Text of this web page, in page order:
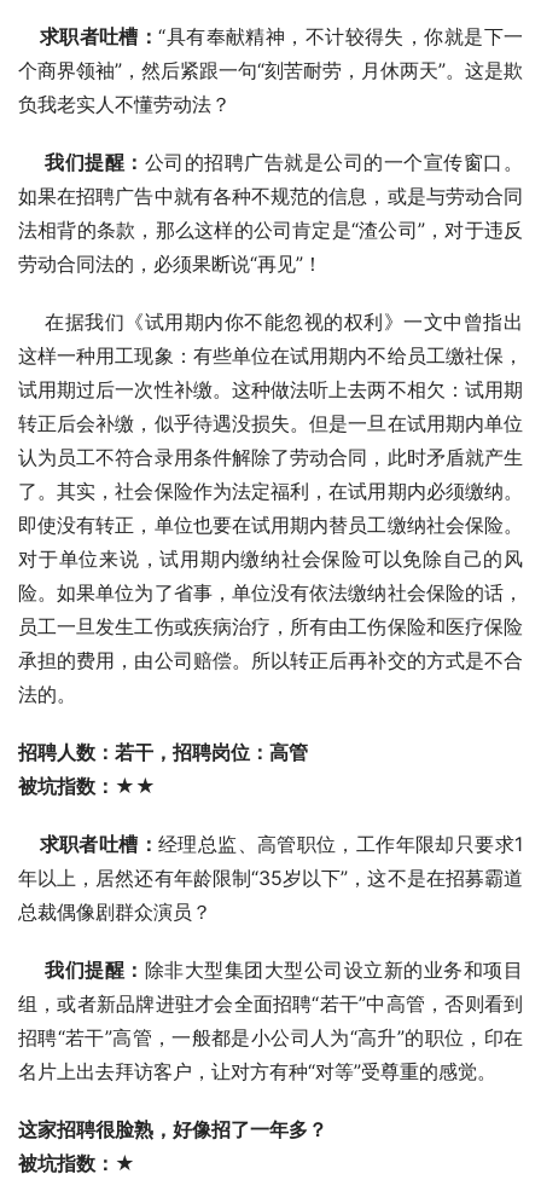
求职者吐槽：“具有奉献精神，不计较得失，你就是下一
个商界领袖”，然后紧跟一句“刻苦耐劳，月休两天”。这是欺
负我老实人不懂劳动法？
我们提醒： 公司的招聘广告就是公司的一个宣传窗口。
如果在招聘广告中就有各种不规范的信息，或是与劳动合同
法相背的条款，那么这样的公司肯定是“渣公司”，对于违反
劳动合同法的，必须果断说“再见”！
在据我们《试用期内你不能忽视的权利》一文中曾指出
这样一种用工现象：有些单位在试用期内不给员工缴社保，
试用期过后一次性补缴。这种做法听上去两不相欠：试用期
转正后会补缴，似乎待遇没损失。但是一旦在试用期内单位
认为员工不符合录用条件解除了劳动合同，此时矛盾就产生
了。其实，社会保险作为法定福利，在试用期内必须缴纳。
即使没有转正，单位也要在试用期内替员工缴纳社会保险。
对于单位来说，试用期内缴纳社会保险可以免除自己的风
险。如果单位为了省事，单位没有依法缴纳社会保险的话，
员工一旦发生工伤或疾病治疗，所有由工伤保险和医疗保险
承担的费用，由公司赔偿。所以转正后再补交的方式是不合
法的。
招聘人数：若干，招聘岗位：高管
被坑指数：★★
求职者吐槽： 经理总监、高管职位，工作年限却只要求1
年以上，居然还有年龄限制“35岁以下”，这不是在招募霸道
总裁偶像剧群众演员？
我们提醒： 除非大型集团大型公司设立新的业务和项目
组，或者新品牌进驻才会全面招聘“若干”中高管，否则看到
招聘“若干”高管，一般都是小公司人为“高升”的职位，印在
名片上出去拜访客户，让对方有种“对等”受尊重的感觉。
这家招聘很脸熟，好像招了一年多？
被坑指数：★